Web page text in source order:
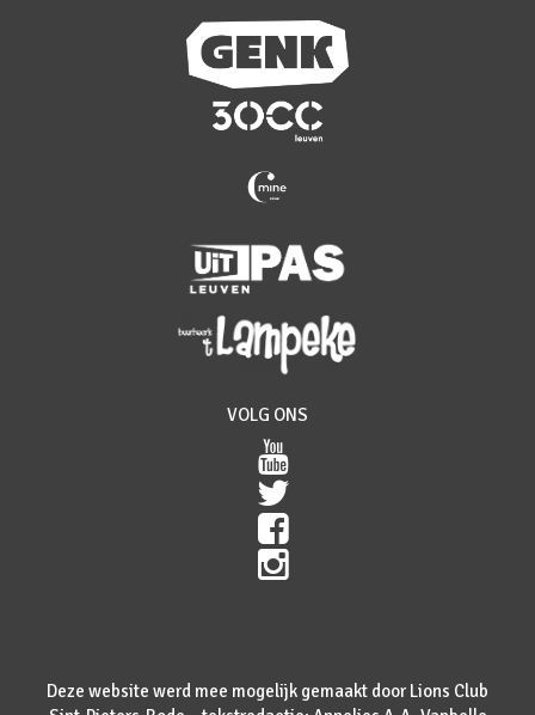
VOLG ONS
Deze website werd mee mogelijk gemaakt door Lions Club